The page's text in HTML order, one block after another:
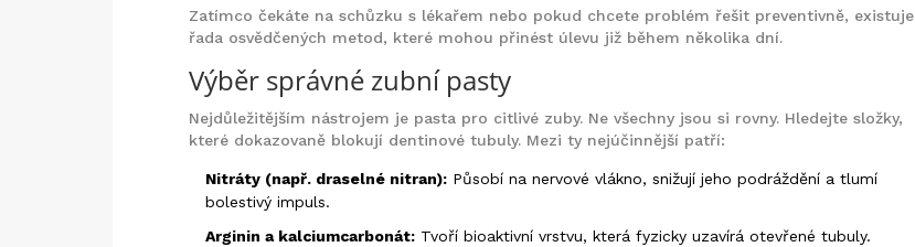
Zatímco čekáte na schůzku s lékařem nebo pokud chcete problém řešit preventivně, existuje
řada osvědčených metod, které mohou přinést úlevu již během několika dní.
Výběr správné zubní pasty
Nejdůležitějším nástrojem je pasta pro citlivé zuby. Ne všechny jsou si rovny. Hledejte složky,
které dokazovaně blokují dentinové tubuly. Mezi ty nejúčinnější patří:
Nitráty (např. draselné nitran): Působí na nervové vlákno, snižují jeho podráždění a tlumí
bolestivý impuls.
Arginin a kalciumcarbonát: Tvoří bioaktivní vrstvu, která fyzicky uzavírá otevřené tubuly.